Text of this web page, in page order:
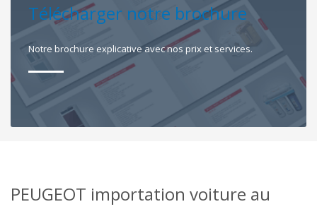
Télécharger notre brochure
Notre brochure explicative avec nos prix et services.
PEUGEOT importation voiture au